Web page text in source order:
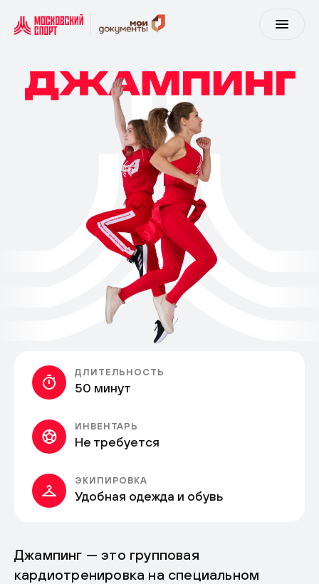
ДЛИТЕЛЬНОСТЬ
50 минут
ИНВЕНТАРЬ
Не требуется
ЭКИПИРОВКА
Удобная одежда и обувь
Джампинг — это групповая
кардиотренировка на специальном